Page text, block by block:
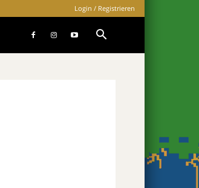
Login / Registrieren